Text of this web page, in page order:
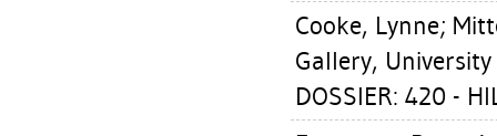
Cooke, Lynne;
Gallery,
DOSSIER: 420 -